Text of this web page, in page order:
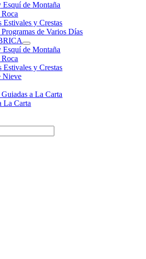
de Montaña
Estivales y Crestas
de Varios Días
de Montaña
Estivales y Crestas
Nieve
a La Carta
La Carta